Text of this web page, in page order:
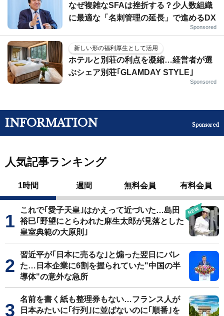
なぜ複雑なSFAは挫折する？少人数組織
に最適な「名刺管理の延長」で進めるDX
Sponsored
新しい形の福利厚生として活用
ホテルと別荘の利点を凝縮…経営者が選
ぶシェア別荘｢GLAMDAY STYLE｣
Sponsored
INFORMATION Sponsored
人気記事ランキング
1時間 週間 無料会員 有料会員
これで｢愛子天皇｣はかえって近づいた…島田
裕巳｢野望にとらわれた麻生太郎が見落とした
皇室典範の大原則｣
習近平が｢日本に売るな｣と煽った翌日にバレ
た…日本企業に6割を握られていた"中国の半
導体"の意外な急所
名前を書く紙も整理券もない…フランス人が
日本みたいに｢行列｣に並ばないのに｢順番｣を